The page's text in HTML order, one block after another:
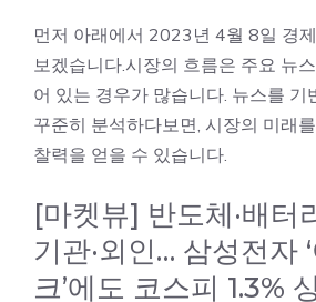
먼저 아래에서 2023년 4월 8일 경
보겠습니다.시장의 흐름은 주요 뉴
어 있는 경우가 많습니다. 뉴스를 기
꾸준히 분석하다보면, 시장의 미래
찰력을 얻을 수 있습니다.
[마켓뷰] 반도체·배터
기관·외인… 삼성전자
크’에도 코스피 1.3%